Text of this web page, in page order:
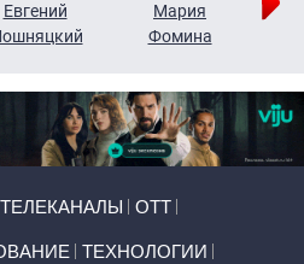
Евгений
Мария
Фомина
ТЕЛЕКАНАЛЫ ОТТ
ТЕХНОЛОГИИ